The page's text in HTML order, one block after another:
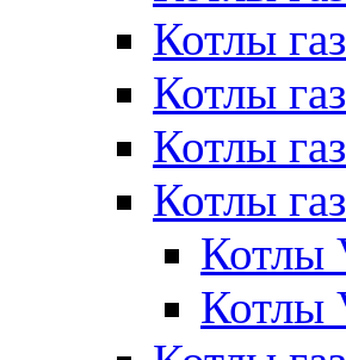
Котлы
Котлы
Котлы
Котлы
Котлы
Котлы